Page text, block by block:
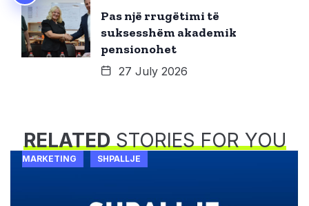
Pas një rrugëtimi të
suksesshëm akademik
pensionohet
27 July 2026
RELATEDSTORIES FOR YOU
MARKETING SHPALLJE